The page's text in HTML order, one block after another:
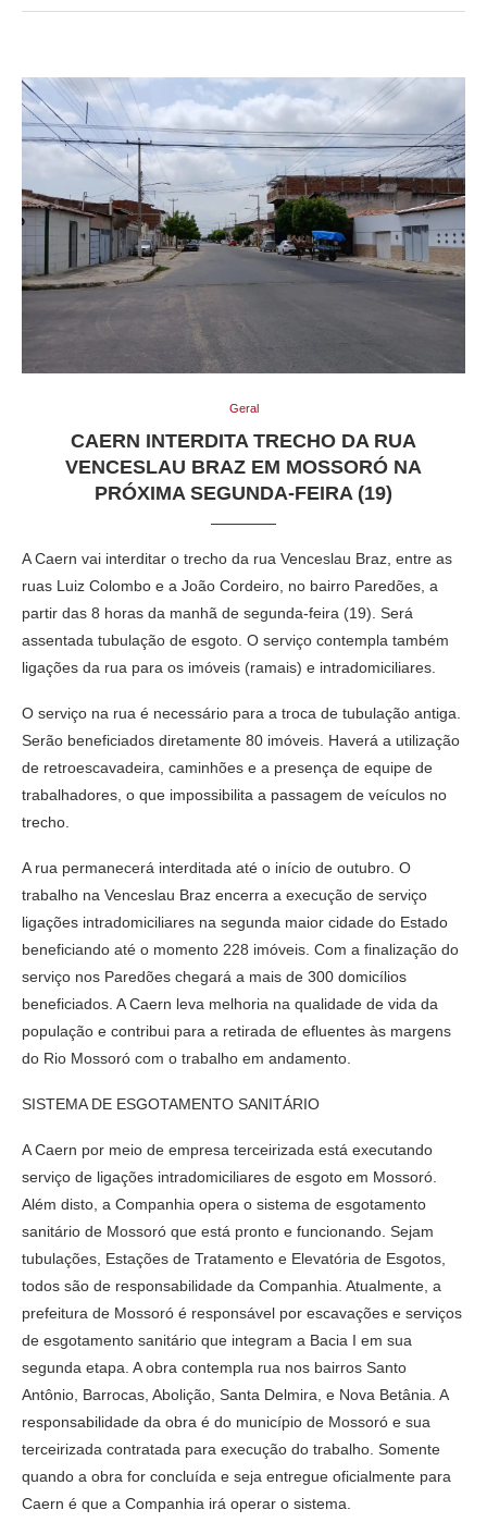
Geral
CAERN INTERDITA TRECHO DA RUA
VENCESLAU BRAZ EM MOSSORÓ NA
PRÓXIMA SEGUNDA-FEIRA (19)
A Caern vai interditar o trecho da rua Venceslau Braz, entre as
ruas Luiz Colombo e a João Cordeiro, no bairro Paredões, a
partir das 8 horas da manhã de segunda-feira (19). Será
assentada tubulação de esgoto. O serviço contempla também
ligações da rua para os imóveis (ramais) e intradomiciliares.
O serviço na rua é necessário para a troca de tubulação antiga.
Serão beneficiados diretamente 80 imóveis. Haverá a utilização
de retroescavadeira, caminhões e a presença de equipe de
trabalhadores, o que impossibilita a passagem de veículos no
trecho.
A rua permanecerá interditada até o início de outubro. O
trabalho na Venceslau Braz encerra a execução de serviço
ligações intradomiciliares na segunda maior cidade do Estado
beneficiando até o momento 228 imóveis. Com a finalização do
serviço nos Paredões chegará a mais de 300 domicílios
beneficiados. A Caern leva melhoria na qualidade de vida da
população e contribui para a retirada de efluentes às margens
do Rio Mossoró com o trabalho em andamento.
SISTEMA DE ESGOTAMENTO SANITÁRIO
A Caern por meio de empresa terceirizada está executando
serviço de ligações intradomiciliares de esgoto em Mossoró.
Além disto, a Companhia opera o sistema de esgotamento
sanitário de Mossoró que está pronto e funcionando. Sejam
tubulações, Estações de Tratamento e Elevatória de Esgotos,
todos são de responsabilidade da Companhia. Atualmente, a
prefeitura de Mossoró é responsável por escavações e serviços
de esgotamento sanitário que integram a Bacia I em sua
segunda etapa. A obra contempla rua nos bairros Santo
Antônio, Barrocas, Abolição, Santa Delmira, e Nova Betânia. A
responsabilidade da obra é do município de Mossoró e sua
terceirizada contratada para execução do trabalho. Somente
quando a obra for concluída e seja entregue oficialmente para
Caern é que a Companhia irá operar o sistema.